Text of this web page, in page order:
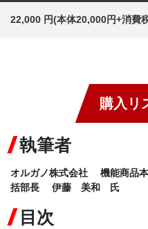
22,000 円(本体20,000円+消費
購入リ
執筆者
オルガノ株式会社 機能商品
括部長 伊藤 美和 氏
目次